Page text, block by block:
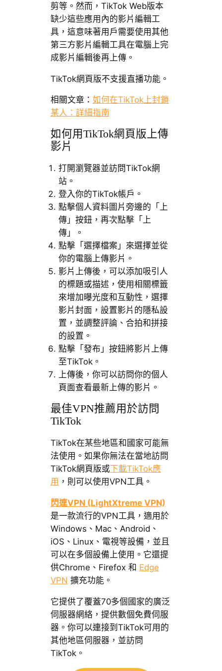
剪等。然而，TikTok Web版本
缺少這些應用內的影片編輯工
具，這意味著用戶需要使用其他
第三方影片編輯工具在電腦上完
成影片編輯後再上傳。
TikTok網頁版不支援直播功能。
相關文章： 如何在TikTok上封鎖
某人：詳細指南
如何用TikTok網頁版上傳
影片
打開瀏覽器並訪問TikTok網
站。
登入你的TikTok帳戶。
點擊個人資料圖片旁邊的「上
傳」按鈕，再次點擊「上
傳」。
點擊「選擇檔案」來選擇並從
你的電腦上傳影片。
影片上傳後，可以添加吸引人
的標題或描述，使用相關標籤
來增加曝光度和互動性，選擇
影片封面，設置影片的隱私設
置，並調整評論、合拍和拼接
的設置。
點擊「發布」按鈕將影片上傳
至TikTok。
上傳後，你可以訪問你的個人
頁面查看最新上傳的影片。
最佳VPN推薦用於訪問
TikTok
TikTok在某些地區和國家可能無
法使用。如果你無法在當地訪問
TikTok網頁版或下載TikTok應
用 ，則可以使用VPN工具。
閃連VPN (LightXtreme VPN)
是一款流行的VPN工具，適用於
Windows、Mac、Android、
iOS、Linux、電視等設備，並且
可以在多個設備上使用。它還提
供Chrome、Firefox 和 Edge
VPN 擴充功能。
它提供了覆蓋70多個國家的廣泛
伺服器網絡，提供數個免費伺服
器。你可以連接到TikTok可用的
其他地區伺服器，並訪問
TikTok。